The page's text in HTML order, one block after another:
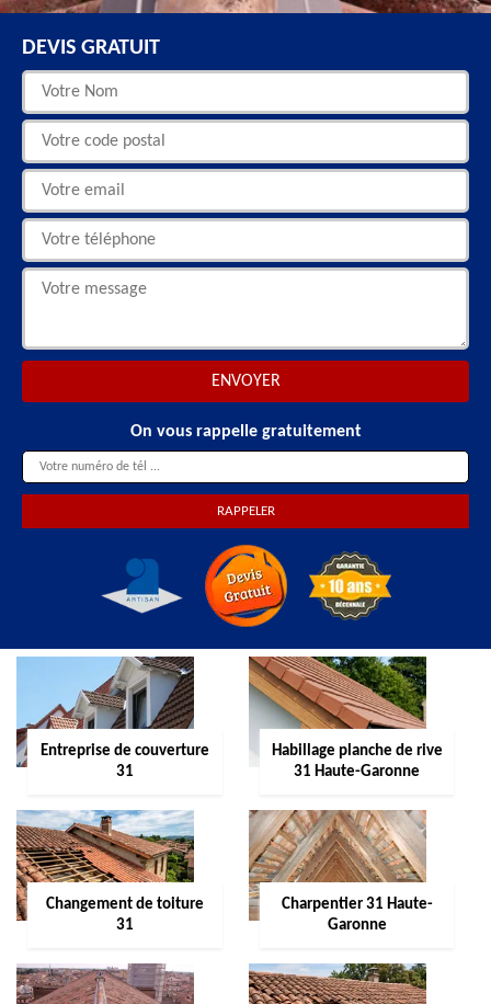
DEVIS GRATUIT
On vous rappelle gratuitement
Entreprise de couverture
31
Habillage planche de rive
31 Haute-Garonne
Changement de toiture
31
Charpentier 31 Haute-
Garonne